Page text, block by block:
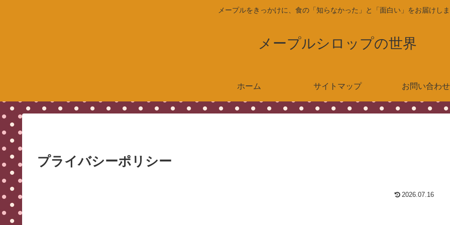
メープルをきっかけに、食の「知らなかった」と「面白い」をお届けし
メープルシロップの世界
ホーム サイトマップ お問い合わせ
プライバシーポリシー
2026.07.16